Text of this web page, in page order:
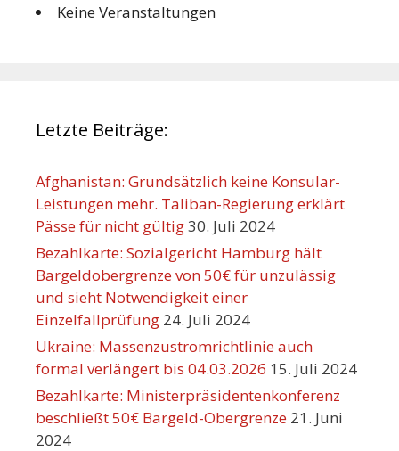
Keine Veranstaltungen
Letzte Beiträge:
Afghanistan: Grundsätzlich keine Konsular-
Leistungen mehr. Taliban-Regierung erklärt
Pässe für nicht gültig30. Juli 2024
Bezahlkarte: Sozialgericht Hamburg hält
Bargeldobergrenze von 50€ für unzulässig
und sieht Notwendigkeit einer
Einzelfallprüfung 24. Juli 2024
Ukraine: Massenzustromrichtlinie auch
formal verlängert bis 04.03.2026 15. Juli 2024
Bezahlkarte: Ministerpräsidentenkonferenz
beschließt 50€ Bargeld-Obergrenze 21. Juni
2024